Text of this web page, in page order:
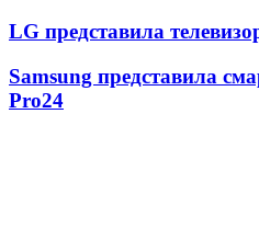
LG представила
Samsung представила
Pro24